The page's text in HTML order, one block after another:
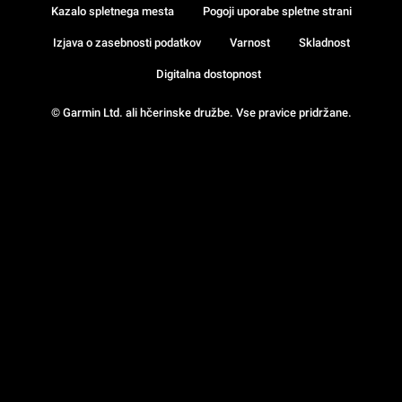
© Garmin Ltd. ali hčerinske družbe. Vse pravice pridržane.
Kazalo spletnega mesta Pogoji uporabe spletne strani
Izjava o zasebnosti podatkov Varnost Skladnost
Digitalna dostopnost